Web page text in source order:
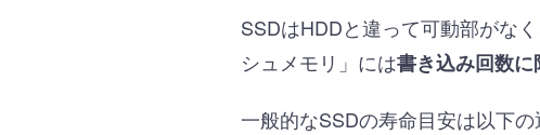
SSDはHDDと違って可動部がな
シュメモリ」には書き込み回数に
一般的なSSDの寿命目安は以下の